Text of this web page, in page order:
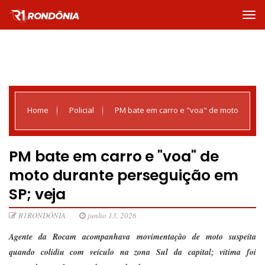
Home Policial PM bate em carro e "voa" de moto
PM bate em carro e "voa" de
moto durante perseguição em
SP; veja
R1RONDÔNIA junho 13, 2026
Agente da Rocam acompanhava movimentação de moto suspeita
quando colidiu com veículo na zona Sul da capital; vítima foi